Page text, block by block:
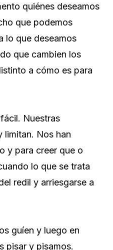
quiénes deseamos
que podemos
lo que deseamos
que cambien los
a cómo es para
Nuestras
limitan. Nos han
y para creer que o
lo que se trata
redil y arriesgarse a
guíen y luego en
pisar y pisamos.